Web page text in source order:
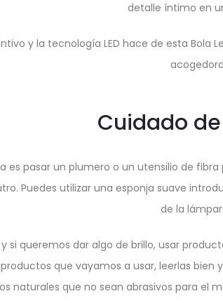
detalle íntimo en
y la tecnología LED hace de esta
Cuidado
es pasar un plumero o un utensilio de
Puedes utilizar una esponja suave
de la
si queremos dar algo de brillo, usar
productos que vayamos a usar, leerlas
naturales que no sean abrasivos para el